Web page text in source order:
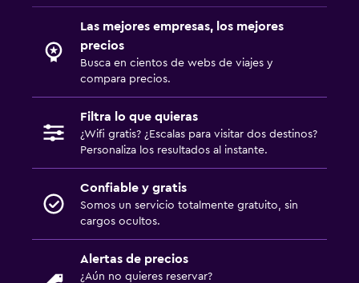
Las mejores empresas, los mejores
precios
Busca en cientos de webs de viajes y
compara precios.
Filtra lo que quieras
¿Wifi gratis? ¿Escalas para visitar dos destinos?
Personaliza los resultados al instante.
Confiable y gratis
Somos un servicio totalmente gratuito, sin
cargos ocultos.
Alertas de precios
¿Aún no quieres reservar?